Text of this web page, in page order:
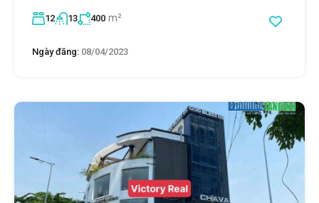
12 13 400 m²
Ngày đăng: 08/04/2023